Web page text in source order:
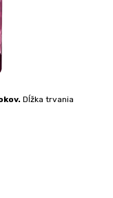
Dĺžka trvania